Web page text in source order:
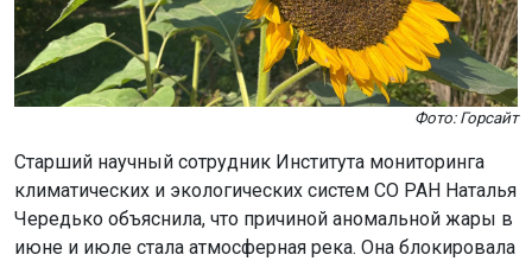
Фото: Горсайт
Старший научный сотрудник Института мониторинга
климатических и экологических систем СО РАН Наталья
Чередько объяснила, что причиной аномальной жары в
июне и июле стала атмосферная река. Она блокировала